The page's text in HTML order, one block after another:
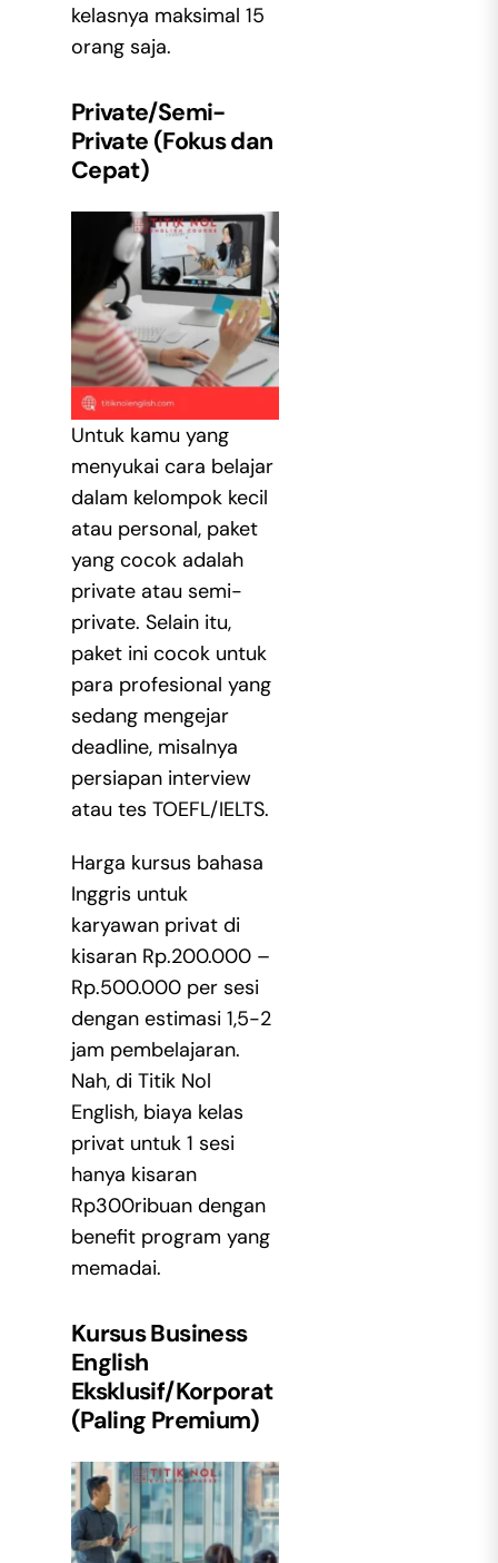
kelasnya maksimal 15
orang saja.
Private/Semi-
Private (Fokus dan
Cepat)
Untuk kamu yang
menyukai cara belajar
dalam kelompok kecil
atau personal, paket
yang cocok adalah
private atau semi-
private. Selain itu,
paket ini cocok untuk
para profesional yang
sedang mengejar
deadline, misalnya
persiapan interview
atau tes TOEFL/IELTS.
Harga kursus bahasa
Inggris untuk
karyawan privat di
kisaran Rp.200.000 –
Rp.500.000 per sesi
dengan estimasi 1,5-2
jam pembelajaran.
Nah, di Titik Nol
English, biaya kelas
privat untuk 1 sesi
hanya kisaran
Rp300ribuan dengan
benefit program yang
memadai.
Kursus Business
English
Eksklusif/Korporat
(Paling Premium)